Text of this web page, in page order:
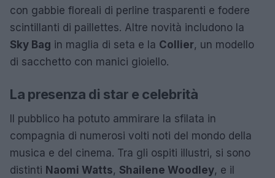
con gabbie floreali di perline trasparenti e fodere
scintillanti di paillettes. Altre novità includono la
Sky Bag in maglia di seta e la Collier, un modello
di sacchetto con manici gioiello.
La presenza di star e celebrità
Il pubblico ha potuto ammirare la sfilata in
compagnia di numerosi volti noti del mondo della
musica e del cinema. Tra gli ospiti illustri, si sono
distinti Naomi Watts, Shailene Woodley, e il